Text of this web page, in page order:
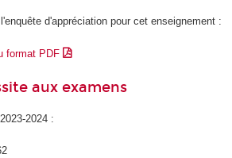
d'appréciation pour cet enseignement :
format PDF
aux examens
2024 :